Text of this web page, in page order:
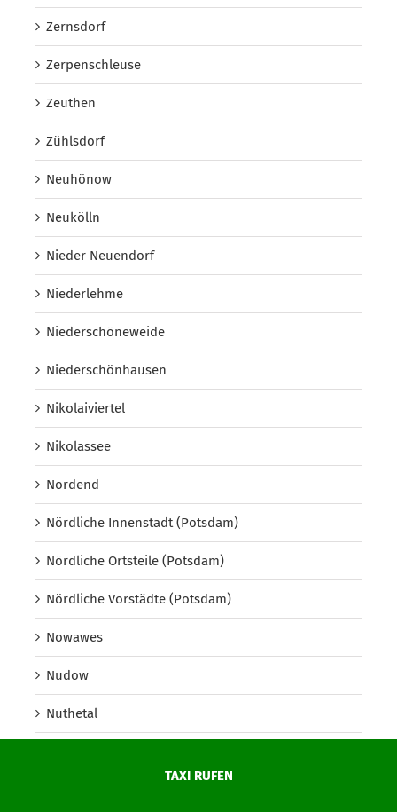
TAXI RUFEN
Zernsdorf
Zerpenschleuse
Zeuthen
Zühlsdorf
Neuhönow
Neukölln
Nieder Neuendorf
Niederlehme
Niederschöneweide
Niederschönhausen
Nikolaiviertel
Nikolassee
Nordend
Nördliche Innenstadt (Potsdam)
Nördliche Ortsteile (Potsdam)
Nördliche Vorstädte (Potsdam)
Nowawes
Nudow
Nuthetal